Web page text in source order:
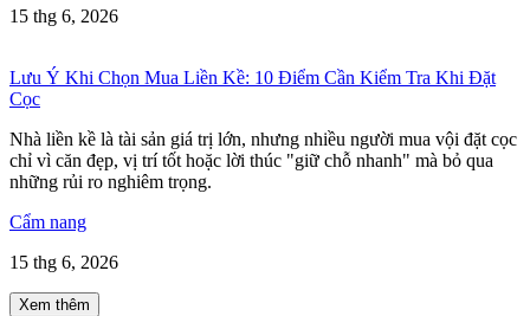
15 thg 6, 2026
Lưu Ý Khi Chọn Mua Liền Kề: 10 Điểm Cần Kiểm Tra Khi Đặt
Cọc
Nhà liền kề là tài sản giá trị lớn, nhưng nhiều người mua vội đặt cọc
chỉ vì căn đẹp, vị trí tốt hoặc lời thúc "giữ chỗ nhanh" mà bỏ qua
những rủi ro nghiêm trọng.
Cẩm nang
15 thg 6, 2026
Xem thêm